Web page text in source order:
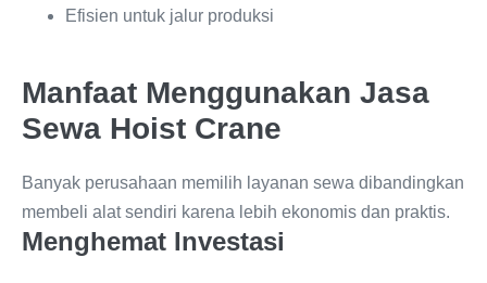
Efisien untuk jalur produksi
Manfaat Menggunakan Jasa
Sewa Hoist Crane
Banyak perusahaan memilih layanan sewa dibandingkan
membeli alat sendiri karena lebih ekonomis dan praktis.
Menghemat Investasi